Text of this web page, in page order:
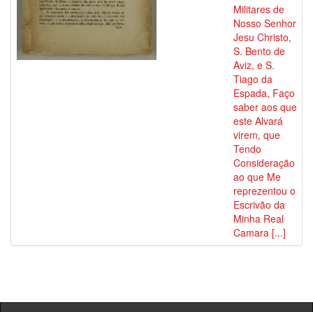
Militares de
Nosso Senhor
Jesu Christo,
S. Bento de
Aviz, e S.
Tiago da
Espada, Faço
saber aos que
este Alvará
virem, que
Tendo
Consideração
ao que Me
reprezentou o
Escrivão da
Minha Real
Camara [...]